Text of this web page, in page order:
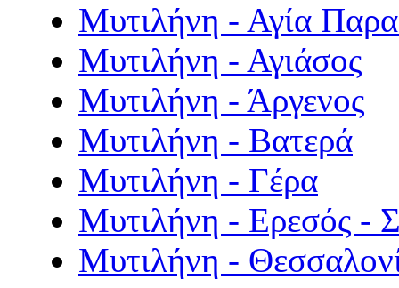
Μυτιλήνη - Αγία
Μυτιλήνη - Αγιάσος
Μυτιλήνη - Άργενος
Μυτιλήνη - Βατερά
Μυτιλήνη - Γέρα
Μυτιλήνη - Ερεσός -
Μυτιλήνη -